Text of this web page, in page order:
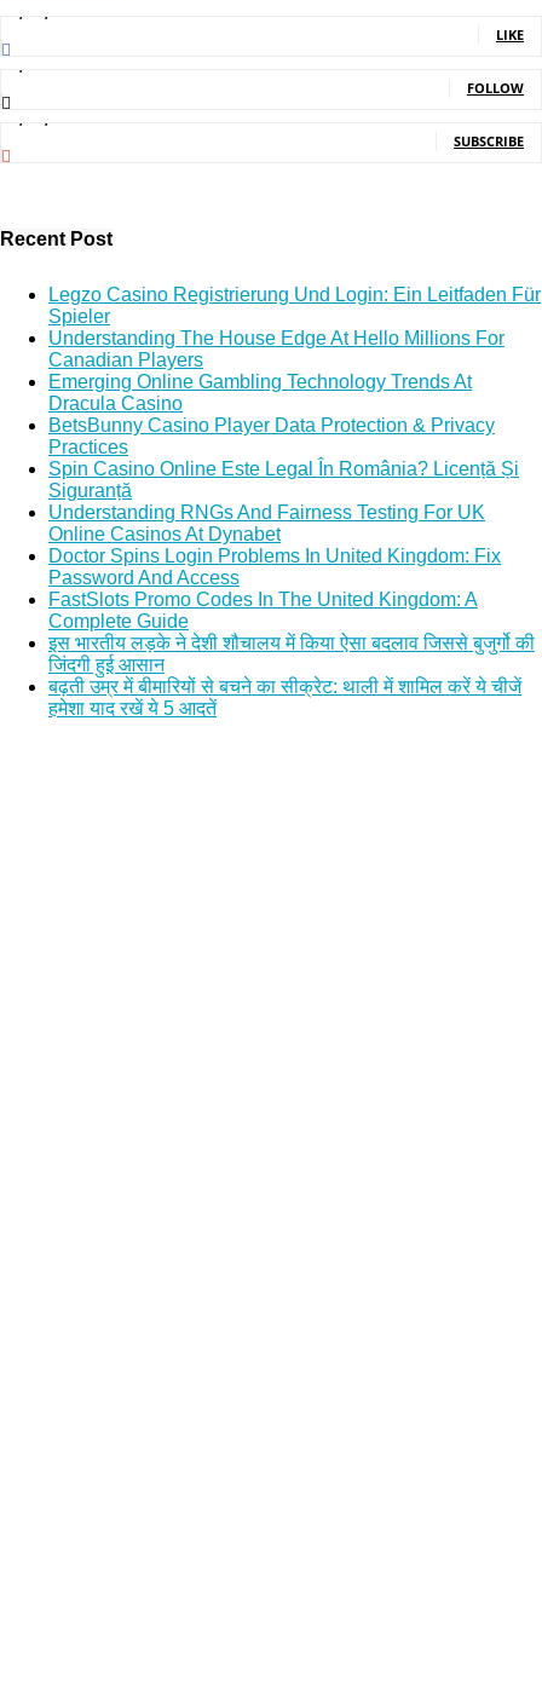
LIKE
FOLLOW
SUBSCRIBE
Recent Post
Legzo Casino Registrierung Und Login: Ein Leitfaden Für
Spieler
Understanding The House Edge At Hello Millions For
Canadian Players
Emerging Online Gambling Technology Trends At
Dracula Casino
BetsBunny Casino Player Data Protection & Privacy
Practices
Spin Casino Online Este Legal În România? Licență Și
Siguranță
Understanding RNGs And Fairness Testing For UK
Online Casinos At Dynabet
Doctor Spins Login Problems In United Kingdom: Fix
Password And Access
FastSlots Promo Codes In The United Kingdom: A
Complete Guide
इस भारतीय लड़के ने देशी शौचालय में किया ऐसा बदलाव जिससे बुजुर्गो की
जिंदगी हुई आसान
बढ़ती उम्र में बीमारियों से बचने का सीक्रेट: थाली में शामिल करें ये चीजें
हमेशा याद रखें ये 5 आदतें